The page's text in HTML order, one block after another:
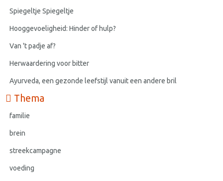
Spiegeltje Spiegeltje
Hooggevoeligheid: Hinder of hulp?
Van 't padje af?
Herwaardering voor bitter
Ayurveda, een gezonde leefstijl vanuit een andere bril
Thema
familie
brein
streekcampagne
voeding